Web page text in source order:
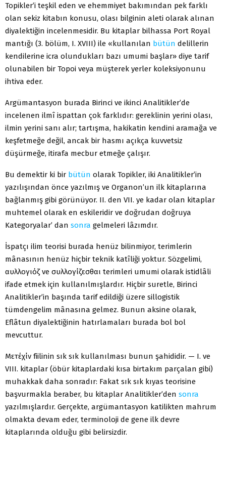
Topikler’i teşkil eden ve ehemmiyet bakımından pek farklı
olan sekiz kitabın konusu, olası bilginin aleti olarak alınan
diyalektiğin incelenmesidir. Bu kitaplar bilhassa Port Royal
mantığı (3. bölüm, I. XVIII) ile «kullanılan bütün delillerin
kendilerine icra olundukları bazı umumi başlar» diye tarif
olunabilen bir Topoi veya müşterek yerler koleksiyonunu
ihtiva eder.
Argümantasyon burada Birinci ve ikinci Analitikler’de
incelenen ilmî ispattan çok farklıdır: gereklinin yerini olası,
ilmin yerini sanı alır; tartışma, hakikatin kendini aramağa ve
keşfetmeğe değil, ancak bir hasmı açıkça kuvvetsiz
düşürmeğe, itirafa mecbur etmeğe çalışır.
Bu demektir ki bir bütün olarak Topikler, iki Analitikler’in
yazılışından önce yazılmış ve Organon’un ilk kitaplarına
bağlanmış gibi görünüyor. II. den VII. ye kadar olan kitaplar
muhtemel olarak en eskileridir ve doğrudan doğruya
Kategoryalar’ dan sonra gelmeleri lâzımdır.
İspatçı ilim teorisi burada henüz bilinmiyor, terimlerin
mânasının henüz hiçbir teknik katîliği yoktur. Sözgelimi,
αυλλογιόζ ve συλλογίζεσθαι terimleri umumi olarak istidlâli
ifade etmek için kullanılmışlardır. Hiçbir suretle, Birinci
Analitikler’in başında tarif edildiği üzere sillogistik
tümdengelim mânasına gelmez. Bunun aksine olarak,
Eflâtun diyalektiğinin hatırlamaları burada bol bol
mevcuttur.
Μετέχίν fiilinin sık sık kullanılması bunun şahididir. — I. ve
VIII. kitaplar (öbür kitaplardaki kısa birtakım parçalan gibi)
muhakkak daha sonradır: Fakat sık sık kıyas teorisine
başvurmakla beraber, bu kitaplar Analitikler’den sonra
yazılmışlardır. Gerçekte, argümantasyon katilikten mahrum
olmakta devam eder, terminoloji de gene ilk devre
kitaplarında olduğu gibi belirsizdir.